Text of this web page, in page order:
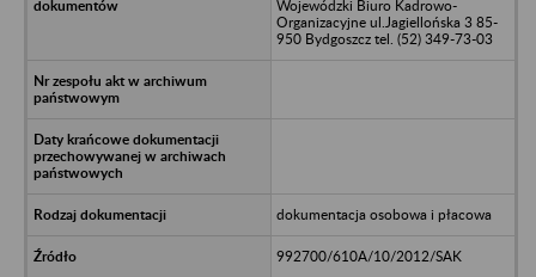
Wojewódzki Biuro Kadrowo-
Organizacyjne ul.Jagiellońska 3 85-
950 Bydgoszcz tel. (52) 349-73-03
dokumentacja osobowa i płacowa
992700/610A/10/2012/SAK